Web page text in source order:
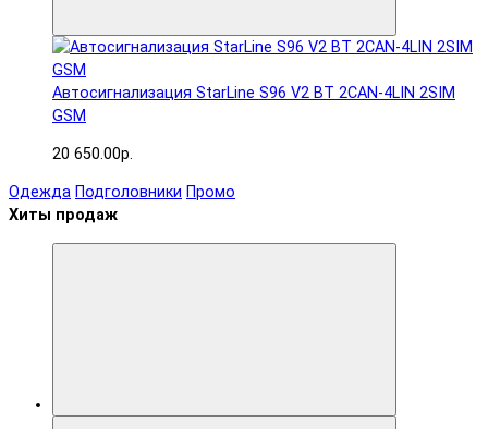
Автосигнализация StarLine S96 V2 BT 2CAN-4LIN 2SIM
GSM
20 650.00р.
Одежда Подголовники Промо
Хиты продаж